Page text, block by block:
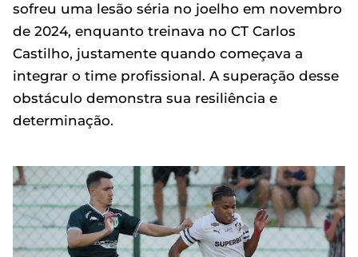
sofreu uma lesão séria no joelho em novembro
de 2024, enquanto treinava no CT Carlos
Castilho, justamente quando começava a
integrar o time profissional. A superação desse
obstáculo demonstra sua resiliência e
determinação.